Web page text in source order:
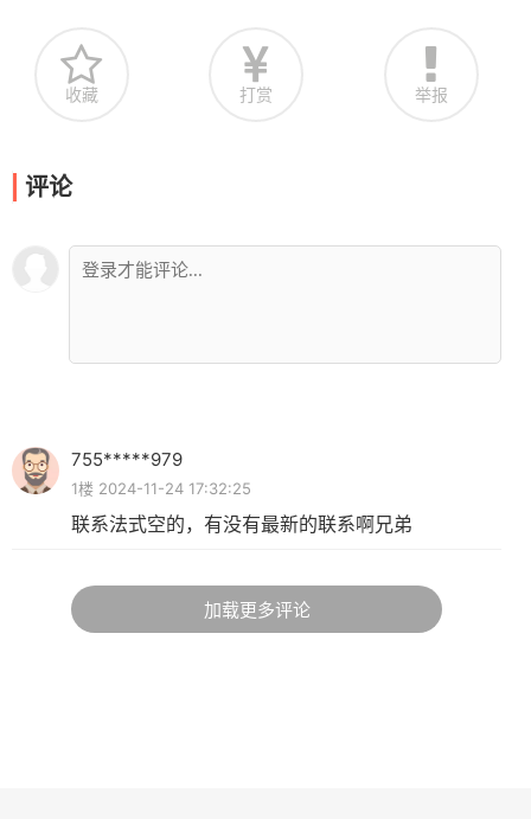
收藏 打赏 举报
评论
755*****979
1楼 2024-11-24 17:32:25
联系法式空的，有没有最新的联系啊兄弟
加载更多评论